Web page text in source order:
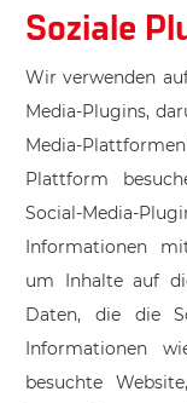
Soziale
Wir verwenden
Media-Plugins,
Media-
Plattform
Social-Media-
Informationen
um Inhalte auf
Daten, die die
Informationen
besuchte